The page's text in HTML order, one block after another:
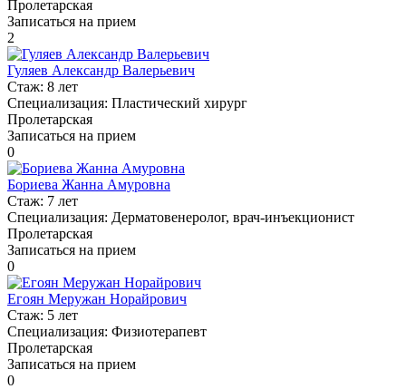
Пролетарская
Записаться на прием
2
Гуляев Александр Валерьевич
Стаж: 8 лет
Специализация: Пластический хирург
Пролетарская
Записаться на прием
0
Бориева Жанна Амуровна
Стаж: 7 лет
Специализация: Дерматовенеролог, врач-инъекционист
Пролетарская
Записаться на прием
0
Егоян Меружан Норайрович
Стаж: 5 лет
Специализация: Физиотерапевт
Пролетарская
Записаться на прием
0